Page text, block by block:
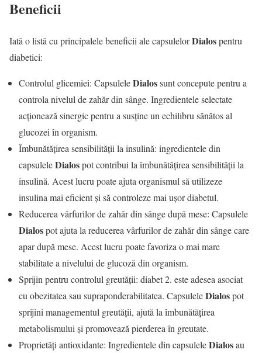
Beneficii
Iată o listă cu principalele beneficii ale capsulelorDialospentru
diabetici:
Controlul glicemiei: CapsuleleDialossunt concepute pentru a
controla nivelul de zahăr din sânge. Ingredientele selectate
acționează sinergic pentru a susține un echilibru sănătos al
glucozei în organism.
Îmbunătățirea sensibilității la insulină: ingredientele din
capsuleleDialospot contribui la îmbunătățirea sensibilității la
insulină. Acest lucru poate ajuta organismul să utilizeze
insulina mai eficient și să controleze mai ușor diabetul.
Reducerea vârfurilor de zahăr din sânge după mese: Capsulele
Dialospot ajuta la reducerea vârfurilor de zahăr din sânge care
apar după mese. Acest lucru poate favoriza o mai mare
stabilitate a nivelului de glucoză din organism.
Sprijin pentru controlul greutății: diabet 2. este adesea asociat
cu obezitatea sau supraponderabilitatea. CapsuleleDialospot
sprijini managementul greutății, ajută la îmbunătățirea
metabolismului și promovează pierderea în greutate.
Proprietăți antioxidante: Ingredientele din capsuleleDialosau